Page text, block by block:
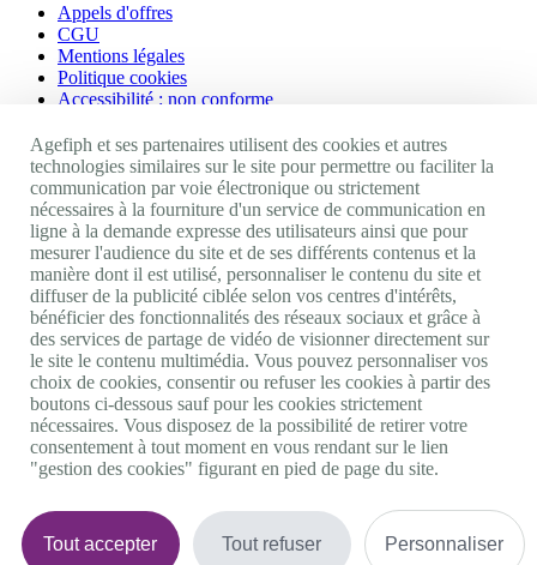
Appels d'offres
CGU
Mentions légales
Politique cookies
Accessibilité : non conforme
Nos autres sites
Site portail Agefiph
Activateur de progrès
Handinnov
Innovation et recherche
Université du RRH
Service AppuiPro
Nous suivre
Youtube
Linkedin
Facebook
Twitter
0 800 11 10 09Services & appel gratuitsDe 9h à 18h.
Nous contacter
Agefiph et ses partenaires utilisent des cookies et autres
technologies similaires sur le site pour permettre ou faciliter la
communication par voie électronique ou strictement
nécessaires à la fourniture d'un service de communication en
ligne à la demande expresse des utilisateurs ainsi que pour
mesurer l'audience du site et de ses différents contenus et la
manière dont il est utilisé, personnaliser le contenu du site et
diffuser de la publicité ciblée selon vos centres d'intérêts,
bénéficier des fonctionnalités des réseaux sociaux et grâce à
des services de partage de vidéo de visionner directement sur
le site le contenu multimédia. Vous pouvez personnaliser vos
choix de cookies, consentir ou refuser les cookies à partir des
boutons ci-dessous sauf pour les cookies strictement
nécessaires. Vous disposez de la possibilité de retirer votre
consentement à tout moment en vous rendant sur le lien
"gestion des cookies" figurant en pied de page du site.
Tout accepter Tout refuser Personnaliser